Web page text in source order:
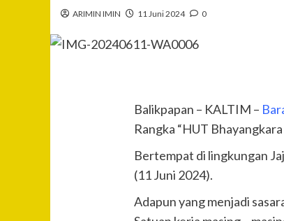
ARIMIN IMIN 11 Juni 2024 0
Balikpapan – KALTIM –
Rangka “HUT Bhayangkara
Bertempat di lingkungan
(11 Juni 2024).
Adapun yang menjadi